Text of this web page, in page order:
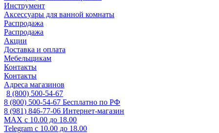
Инструмент
Аксессуары для ванной комнаты
Распродажа
Распродажа
Акции
Доставка и оплата
Мебельщикам
Контакты
Контакты
Адреса магазинов
8 (800) 500-54-67
8 (800) 500-54-67 Бесплатно по РФ
8 (981) 846-77-06 Интернет-магазин
MAX с 10.00 до 18.00
Telegram с 10.00 до 18.00